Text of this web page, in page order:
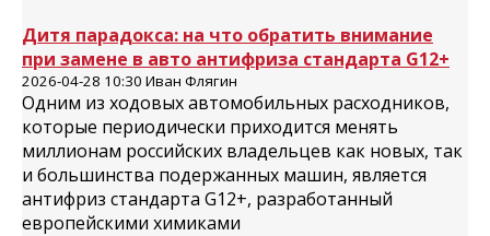
Дитя парадокса: на что обратить внимание
при замене в авто антифриза стандарта G12+
2026-04-28 10:30 Иван Флягин
Одним из ходовых автомобильных расходников,
которые периодически приходится менять
миллионам российских владельцев как новых, так
и большинства подержанных машин, является
антифриз стандарта G12+, разработанный
европейскими химиками